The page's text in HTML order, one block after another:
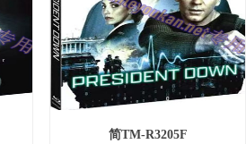
简TM-R3205F